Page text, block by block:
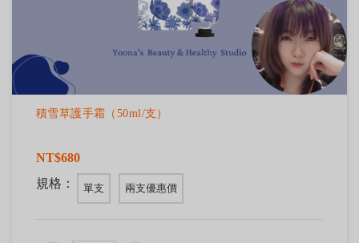
積雪草護手霜（50ml/支）
NT$680
規格：
單支 兩支優惠價